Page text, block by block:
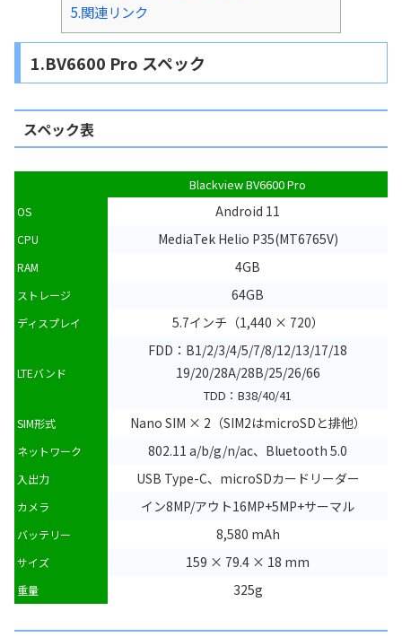
5.関連リンク
1.BV6600 Pro スペック
スペック表
Blackview BV6600 Pro
OS Android 11
CPU MediaTek Helio P35(MT6765V)
RAM 4GB
ストレージ 64GB
ディスプレイ 5.7インチ（1,440 × 720）
LTEバンド
FDD：B1/2/3/4/5/7/8/12/13/17/18
19/20/28A/28B/25/26/66
TDD：B38/40/41
SIM形式 Nano SIM × 2（SIM2はmicroSDと排他）
ネットワーク 802.11 a/b/g/n/ac、Bluetooth 5.0
入出力 USB Type-C、microSDカードリーダー
カメラ イン8MP/アウト16MP+5MP+サーマル
バッテリー 8,580 mAh
サイズ 159 × 79.4 × 18 mm
重量 325g